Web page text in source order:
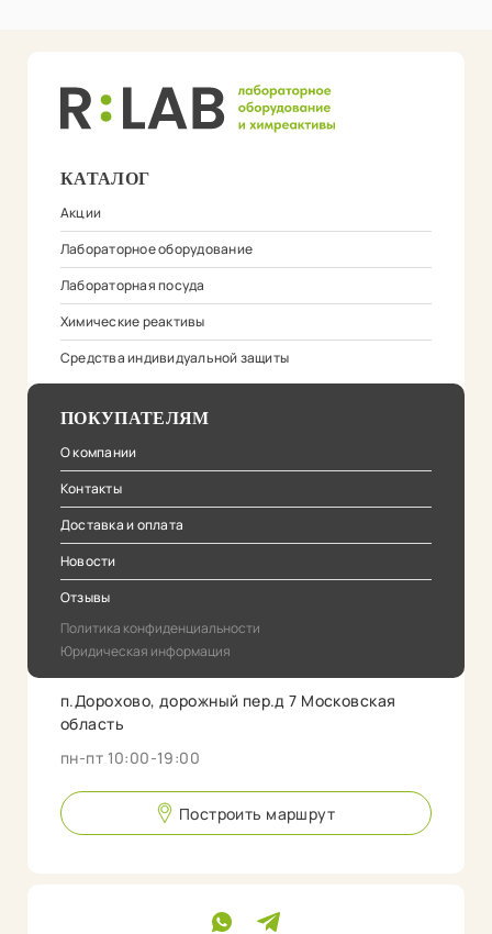
КАТАЛОГ
Акции
Лабораторное оборудование
Лабораторная посуда
Химические реактивы
Средства индивидуальной защиты
ПОКУПАТЕЛЯМ
О компании
Контакты
Доставка и оплата
Новости
Отзывы
Политика конфиденциальности
Юридическая информация
п.Дорохово, дорожный пер.д 7 Московская
область
пн-пт 10:00-19:00
Построить маршрут